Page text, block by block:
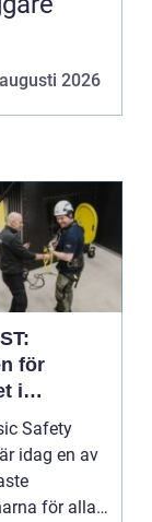
2026
för
i
Safety
idag en av
för alla